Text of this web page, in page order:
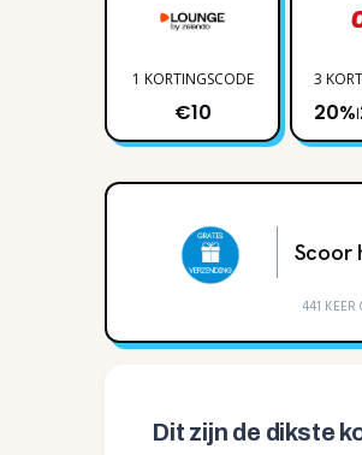
1 KORTINGSCODE
€10
3
20%|
Scoor
441 KEER
Dit zijn de dikste